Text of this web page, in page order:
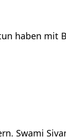
aber doch
Swami